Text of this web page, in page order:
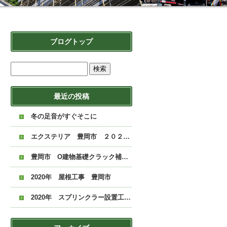
ブログトップ
最近の投稿
冬の足音がすぐそこに
エクステリア 豊岡市 ２０２０年
豊岡市 O建物基礎クラック補修 ２０２０年
2020年 屋根工事 豊岡市
2020年 スプリンクラー設置工事 豊岡市